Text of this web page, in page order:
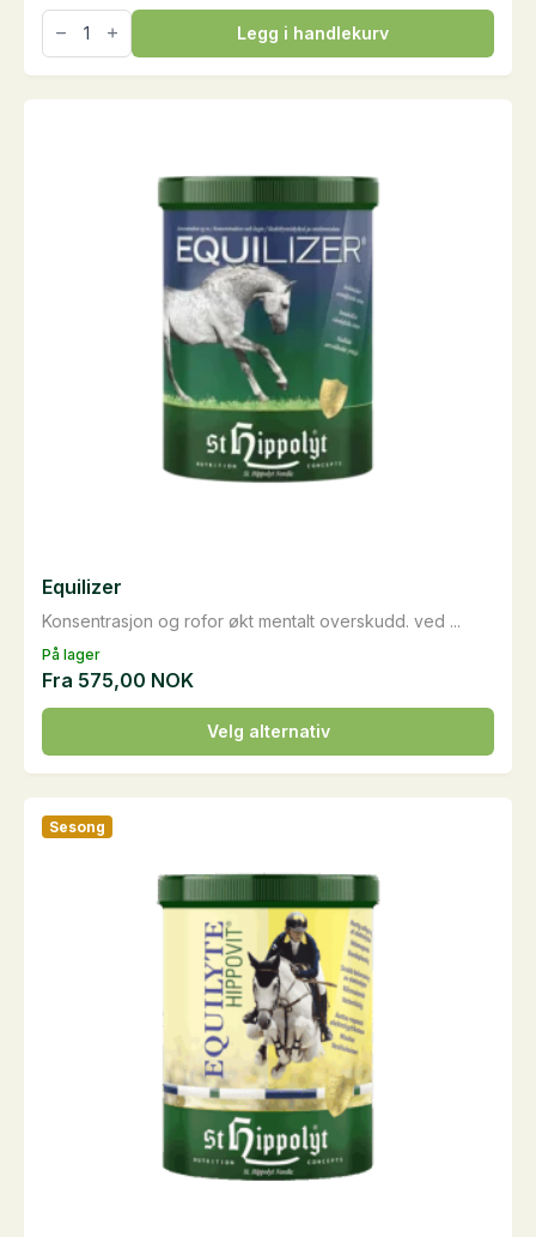
EquiLac
Nordic
Pellets,
25
Legg i handlekurv
På lager
Konsentrasjon og rofor økt mentalt overskudd. ved ...
Equilizer
Fra 575,00 NOK
Velg alternativ
Dette
produktet
har
flere
varianter.
Alternativene
Sesong